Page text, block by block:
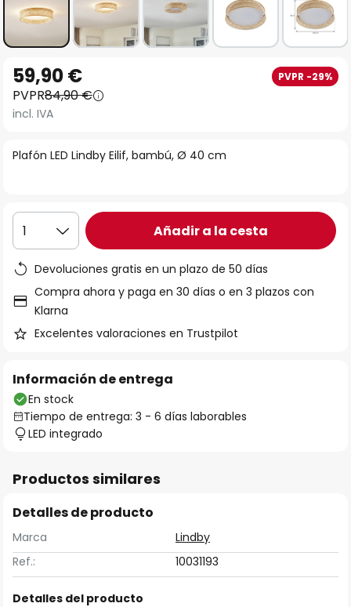
comienzo
de
galería
Plafón LED Lindby Eilif, bambú, Ø 40 cm
59,90 € PVPR -29%
PVPR84,90 €
incl. IVA
1 Añadir a la cesta
Devoluciones gratis en un plazo de 50 días
Compra ahora y paga en 30 días o en 3 plazos con
Klarna
Excelentes valoraciones en Trustpilot
Información de entrega
En stock
Tiempo de entrega: 3 - 6 días laborables
LED integrado
Productos similares
Detalles de producto
Marca
Lindby
Ref.:
10031193
Detalles del producto